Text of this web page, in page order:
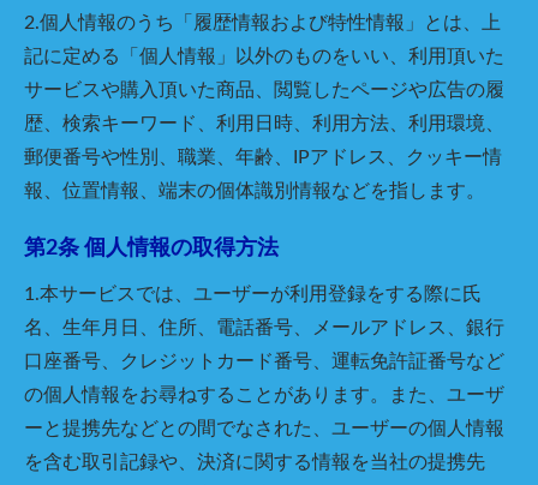
2.個人情報のうち「履歴情報および特性情報」とは、上
記に定める「個人情報」以外のものをいい、利用頂いた
サービスや購入頂いた商品、閲覧したページや広告の履
歴、検索キーワード、利用日時、利用方法、利用環境、
郵便番号や性別、職業、年齢、IPアドレス、クッキー情
報、位置情報、端末の個体識別情報などを指します。
第2条 個人情報の取得方法
1.本サービスでは、ユーザーが利用登録をする際に氏
名、生年月日、住所、電話番号、メールアドレス、銀行
口座番号、クレジットカード番号、運転免許証番号など
の個人情報をお尋ねすることがあります。また、ユーザ
ーと提携先などとの間でなされた、ユーザーの個人情報
を含む取引記録や、決済に関する情報を当社の提携先